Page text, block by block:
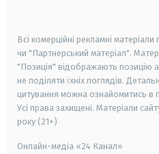
Всі комерційні рекламні
чи "Партнерський матеріал".
"Позиція" відображають позицію
не поділяти їхніх поглядів.
цитування можна ознайомитись в
Усі права захищені. Матеріали
року (21+)
Онлайн-медіа «24 Канал»